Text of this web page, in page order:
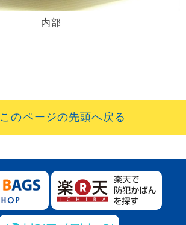
内部
このページの先頭へ戻る